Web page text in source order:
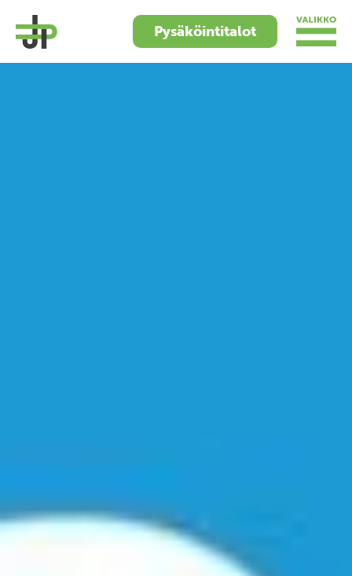
Pysäköintitalot